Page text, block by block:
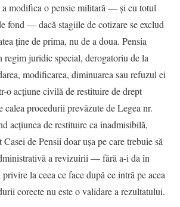
a modifica o pensie militară — și cu totul
fond — dacă stagiile de cotizare se exclud
ține de prima, nu de a doua. Pensia
regim juridic special, derogatoriu de la
modificarea, diminuarea sau refuzul ei
o acțiune civilă de restituire de drept
calea procedurii prevăzute de Legea nr.
acțiunea de restituire ca inadmisibilă,
de Pensii doar ușa pe care trebuie să
a revizuirii — fără a-i da în
la ceea ce face după ce intră pe acea
corecte nu este o validare a rezultatului.